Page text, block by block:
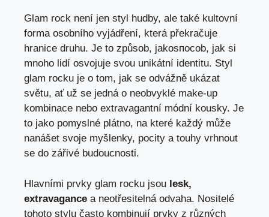
Glam rock není jen styl hudby, ale také kultovní
forma osobního vyjádření, která překračuje
hranice druhu. Je to způsob, jakosпосob, jak si
mnoho lidí osvojuje svou unikátní identitu. Styl
glam rocku je o tom, jak se odvážně ukázat
světu, ať už se jedná o neobvyklé make-up
kombinace nebo extravagantní módní kousky. Je
to jako pomyslné plátno, na které každý může
nanášet svoje myšlenky, pocity a touhy vrhnout
se do zářivé budoucnosti.
Hlavními prvky glam rocku jsou lesk,
extravagance a neotřesitelná odvaha. Nositelé
tohoto stylu často kombinují prvky z různých